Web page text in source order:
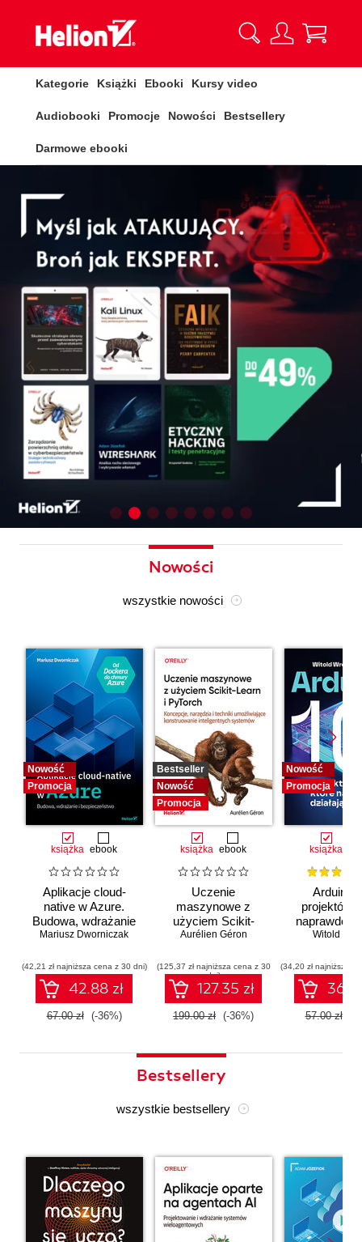
Kategorie Książki Ebooki Kursy video
Audiobooki Promocje Nowości Bestsellery
Darmowe ebooki
Nowości
wszystkie nowości
Nowość
Promocja
książka ebook
Aplikacje cloud-
native w Azure.
Budowa, wdrażanie
i bezpieczeństwo
Mariusz Dworniczak
(42,21 zł najniższa cena z 30 dni)
42.88 zł
67.00 zł (-36%)
Bestseller
Nowość
Promocja
książka ebook
Uczenie
maszynowe z
użyciem Scikit-
Learn i PyTorch.
narzędzia i techniki
umożliwiające
konstruowanie
inteligentnych
systemów
Aurélien Géron
(125,37 zł najniższa cena z 30
dni)
127.35 zł
199.00 zł (-36%)
Nowość
Promocja
książka
Arduino.
projektów,
naprawdę
Witold
(34,20 zł najniższa
57.00 zł
Bestsellery
wszystkie bestsellery